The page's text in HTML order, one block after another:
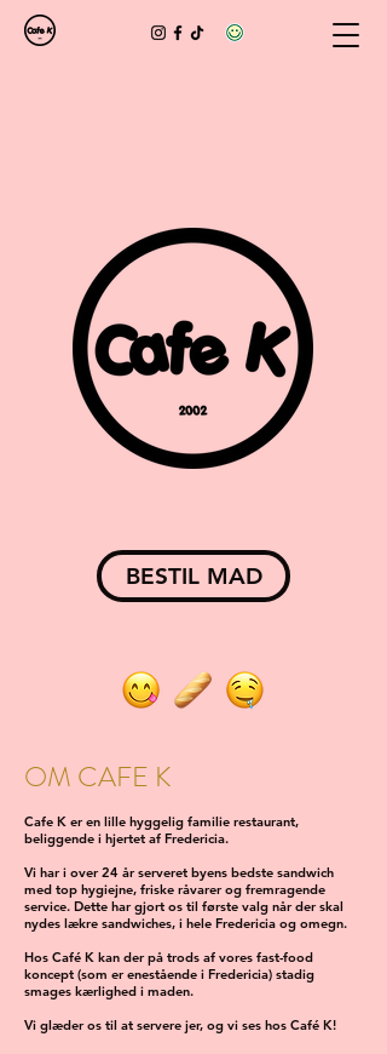
BESTIL MAD
OM CAFE K
Cafe K er en lille hyggelig familie restaurant,
beliggende i hjertet af Fredericia.
Vi har i over 24 år serveret byens bedste sandwich
med top hygiejne, friske råvarer og fremragende
service. Dette har gjort os til første valg når der skal
nydes lækre sandwiches, i hele Fredericia og omegn.
Hos Café K kan der på trods af vores fast-food
koncept (som er enestående i Fredericia) stadig
smages kærlighed i maden.
Vi glæder os til at servere jer, og vi ses hos Café K!